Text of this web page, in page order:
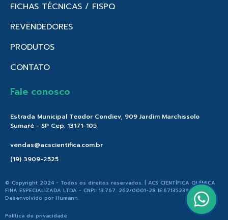
FICHAS TÉCNICAS / FISPQ
REVENDEDORES
PRODUTOS
CONTATO
Fale conosco
Estrada Municipal Teodor Condiev, 909 Jardim Marchissolo
Sumaré - SP Cep. 13171-105
vendas@acscientifica.com.br
(19) 3909-2525
© Copyright 2024 - Todos os direitos reservados. | ACS CIENTÍFICA QUÍMICA
FINA ESPECIALIZADA LTDA - CNPJ: 13.767. 262/0001-28 IE:671352396.176 |
Desenvolvido por Humann.
Política de privacidade